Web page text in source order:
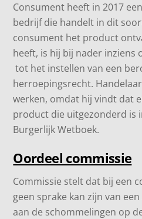
Consument heeft in 2017
bedrijf die handelt in dit
consument het product
heeft, is hij bij nader inziens
tot het instellen van een
herroepingsrecht.
werken, omdat hij vindt dat
product die uitgezonderd is
Burgerlijk Wetboek.
Oordeel commissie
Commissie stelt dat bij een
geen sprake kan zijn van
aan de schommelingen op